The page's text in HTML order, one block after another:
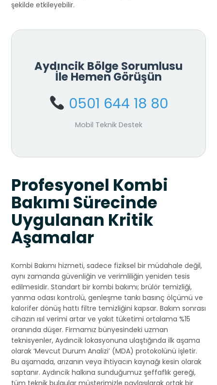
şekilde etkileyebilir.
Aydıncik Bölge Sorumlusu
İle Hemen Görüşün
0501 644 18 80
Mobil Teknik Destek
Profesyonel Kombi
Bakımı Sürecinde
Uygulanan Kritik
Aşamalar
Kombi Bakımı hizmeti, sadece fiziksel bir müdahale değil,
aynı zamanda güvenliğin ve verimliliğin yeniden tesis
edilmesidir. Standart bir kombi bakımı; brülör temizliği,
yanma odası kontrolü, genleşme tankı basınç ölçümü ve
kalorifer dönüş hattı filtre temizliğini kapsar. Bakım sonrası
cihazın ısıl verimi artar ve yakıt tüketimi ortalama %15
oranında düşer. Firmamız bünyesindeki uzman
teknisyenler, Aydıncik lokasyonuna ulaştığında ilk aşama
olarak ‘Mevcut Durum Analizi’ (MDA) protokolünü işletir.
Bu aşamada, arızanın veya ihtiyacın kaynağı kesin olarak
saptanır. Aydıncik halkına sunduğumuz şeffaflık gereği,
tüm teknik bulgular müşterimizle paylaşılarak ortak bir